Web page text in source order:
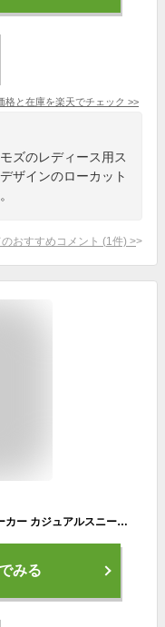
格と在庫を楽天でチェック >>
ズのレディース用ス
ザインのローカット
おすすめコメント (1 件) >
[モズスウェーデン] レトロローカットスニーカー カジュアルスニーカー レディース マスタード 24.5 cm 2E
みる